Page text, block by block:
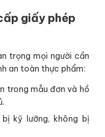
giấy phép
trọng mọi người cần
an toàn thực phẩm:
trong mẫu đơn và hồ
kỹ lưỡng, không bị